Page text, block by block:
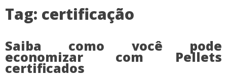
Tag: certificação
Saiba como você pode
economizar com Pellets
certificados
Sobre nós
Indicações de uso